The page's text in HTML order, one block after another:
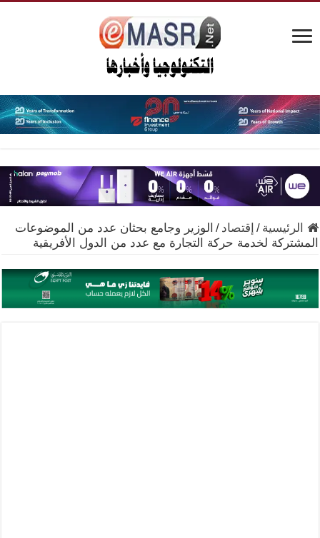
الرئيسية / إقتصاد / الوزير وجامع بحثان عدد من الموضوعات
المشتركة لخدمة حركة التجارة مع عدد من الدول الأفريقية